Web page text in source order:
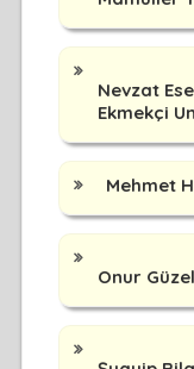
Nevzat
Ekmekçi
Mehmet
Onur